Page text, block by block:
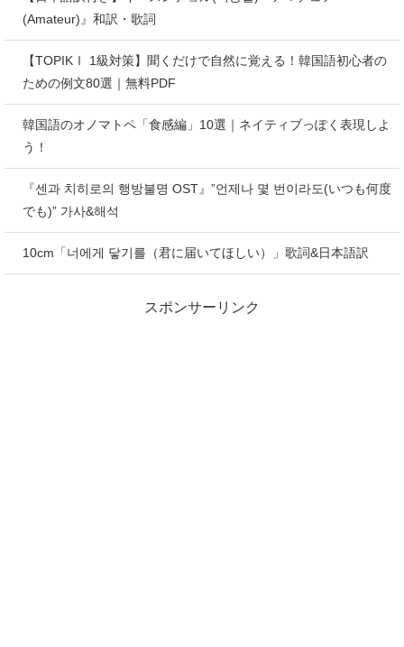
(Amateur)』和訳・歌詞
【TOPIKⅠ 1級対策】聞くだけで自然に覚える！韓国語初心者の
ための例文80選｜無料PDF
韓国語のオノマトペ「食感編」10選｜ネイティブっぽく表現しよ
う！
『센과 치히로의 행방불명 OST』”언제나 몇 번이라도(いつも何度
でも)” 가사&해석
10cm「너에게 닿기를（君に届いてほしい）」歌詞&日本語訳
スポンサーリンク